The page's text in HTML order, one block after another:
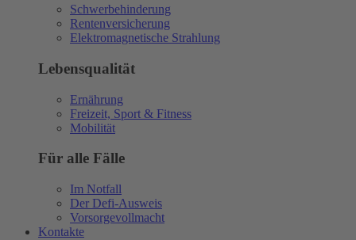
Schwerbehinderung
Rentenversicherung
Elektromagnetische Strahlung
Lebensqualität
Ernährung
Freizeit, Sport & Fitness
Mobilität
Für alle Fälle
Im Notfall
Der Defi-Ausweis
Vorsorgevollmacht
Kontakte